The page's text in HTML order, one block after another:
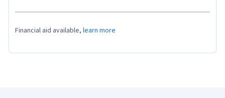
Financial aid available, learn more